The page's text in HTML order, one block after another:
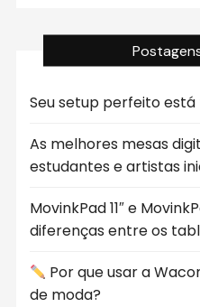
Seu setup perfeito
As melhores mesas
estudantes e artistas
MovinkPad 11″ e
diferenças entre os
Por que usar a
de moda?